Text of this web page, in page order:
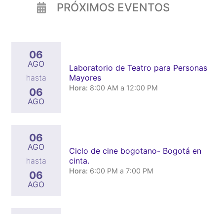
PRÓXIMOS EVENTOS
06
AGO
hasta
06
AGO
Laboratorio de Teatro para Personas
Mayores
Hora: 8:00 AM a 12:00 PM
06
AGO
hasta
06
AGO
Ciclo de cine bogotano- Bogotá en
cinta.
Hora: 6:00 PM a 7:00 PM